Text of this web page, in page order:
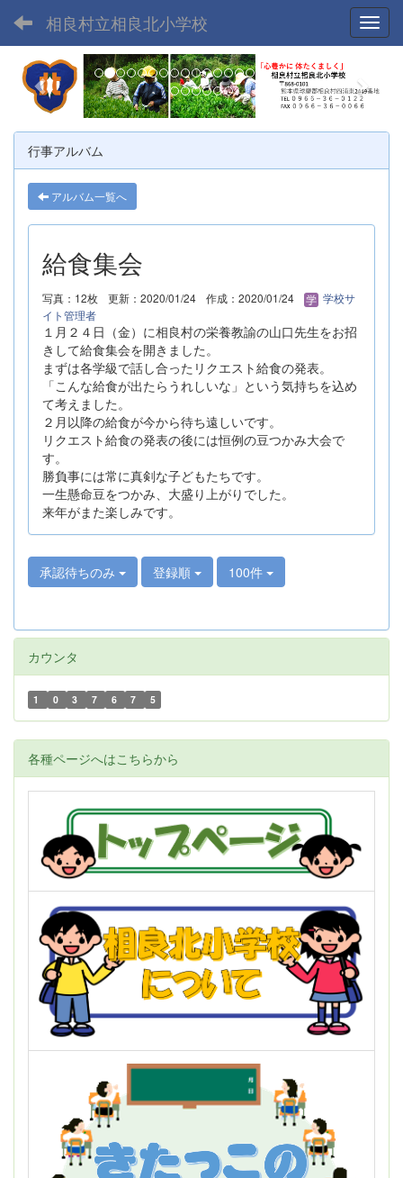
相良村立相良北小学校
p
r
e
v
i
o
u
e
x
t
行事アルバム
アルバム一覧へ
給食集会
写真：12枚 更新：2020/01/24 作成：2020/01/24
学校サ
イト管理者
１月２４日（金）に相良村の栄養教諭の山口先生をお招
きして給食集会を開きました。
まずは各学級で話し合ったリクエスト給食の発表。
「こんな給食が出たらうれしいな」という気持ちを込め
て考えました。
２月以降の給食が今から待ち遠しいです。
リクエスト給食の発表の後には恒例の豆つかみ大会で
す。
勝負事には常に真剣な子どもたちです。
一生懸命豆をつかみ、大盛り上がりでした。
来年がまた楽しみです。
承認待ちのみ 登録順 100件
カウンタ
1 0 3 7 6 7 5
各種ページへはこちらから